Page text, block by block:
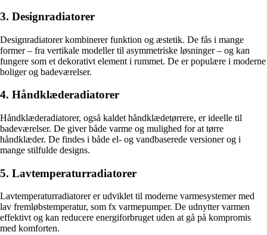
3. Designradiatorer
Designradiatorer kombinerer funktion og æstetik. De fås i mange
former – fra vertikale modeller til asymmetriske løsninger – og kan
fungere som et dekorativt element i rummet. De er populære i moderne
boliger og badeværelser.
4. Håndklæderadiatorer
Håndklæderadiatorer, også kaldet håndklædetørrere, er ideelle til
badeværelser. De giver både varme og mulighed for at tørre
håndklæder. De findes i både el- og vandbaserede versioner og i
mange stilfulde designs.
5. Lavtemperaturradiatorer
Lavtemperaturradiatorer er udviklet til moderne varmesystemer med
lav fremløbstemperatur, som fx varmepumper. De udnytter varmen
effektivt og kan reducere energiforbruget uden at gå på kompromis
med komforten.